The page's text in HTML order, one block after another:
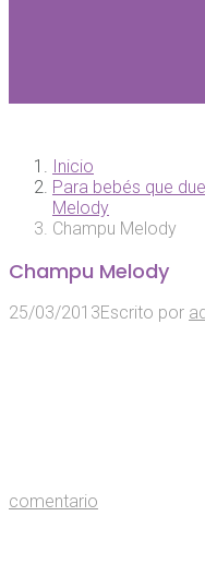
Inicio
Para bebés que
Melody
Champu Melody
Champu Melody
25/03/2013Escrito por
comentario